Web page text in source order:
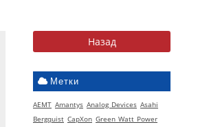
Метки
AEMT Amantys Analog Devices Asahi
Bergquist CapXon Green Watt Power